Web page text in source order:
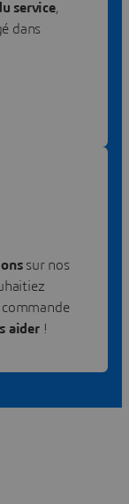
service,
dans
sur nos
aider!